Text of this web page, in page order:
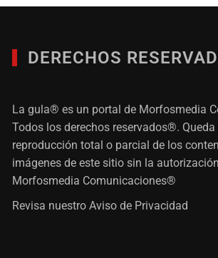
DERECHOS
La gula® es un portal de Morfosmedia
Todos los derechos reservados®.
reproducción total o parcial de los
imágenes de este sitio sin la
Morfosmedia Comunicaciones®
Revisa nuestroAviso de Privacidad